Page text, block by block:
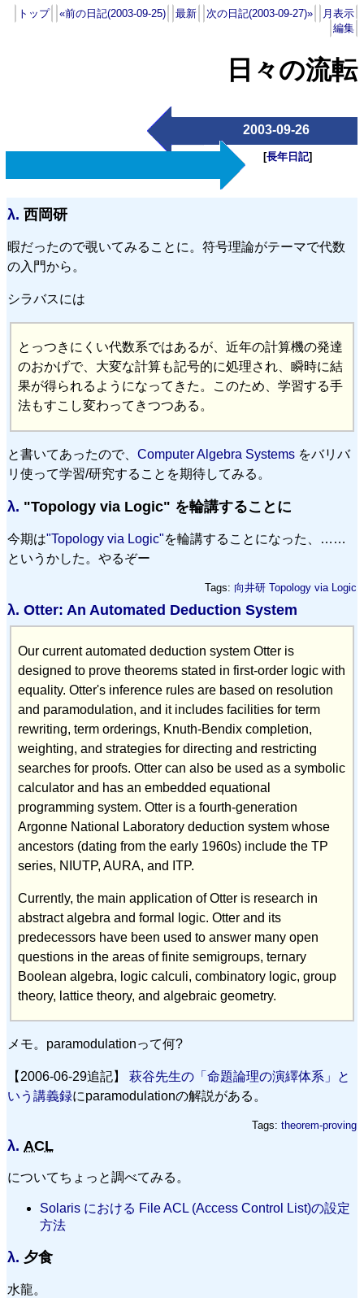
トップ «前の日記(2003-09-25) 最新 次の日記(2003-09-27)»
月表示
編集
日々の流転
2003-09-26
[長年日記]
λ. 西岡研
暇だったので覗いてみることに。符号理論がテーマで代数
の入門から。
シラバスには
とっつきにくい代数系ではあるが、近年の計算機の発達
のおかげで、大変な計算も記号的に処理され、瞬時に結
果が得られるようになってきた。このため、学習する手
法もすこし変わってきつつある。
と書いてあったので、 Computer Algebra Systems をバリバ
リ使って学習/研究することを期待してみる。
λ. "Topology via Logic" を輪講することに
今期は"Topology via Logic"を輪講することになった、……
というかした。やるぞー
Tags: 向井研 Topology via Logic
λ. Otter: An Automated Deduction System
Our current automated deduction system Otter is
designed to prove theorems stated in first-order logic with
equality. Otter's inference rules are based on resolution
and paramodulation, and it includes facilities for term
rewriting, term orderings, Knuth-Bendix completion,
weighting, and strategies for directing and restricting
searches for proofs. Otter can also be used as a symbolic
calculator and has an embedded equational
programming system. Otter is a fourth-generation
Argonne National Laboratory deduction system whose
ancestors (dating from the early 1960s) include the TP
series, NIUTP, AURA, and ITP.
Currently, the main application of Otter is research in
abstract algebra and formal logic. Otter and its
predecessors have been used to answer many open
questions in the areas of finite semigroups, ternary
Boolean algebra, logic calculi, combinatory logic, group
theory, lattice theory, and algebraic geometry.
メモ。paramodulationって何?
【2006-06-29追記】 萩谷先生の「命題論理の演繹体系」と
いう講義録にparamodulationの解説がある。
Tags: theorem-proving
λ. ACL
についてちょっと調べてみる。
Solaris における File ACL (Access Control List)の設定
方法
λ. 夕食
水龍。